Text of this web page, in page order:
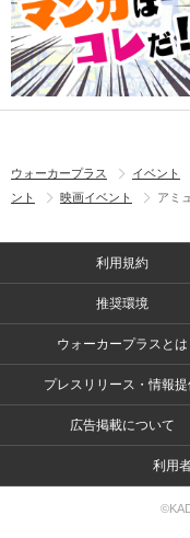
ウォーカープラス イベント
ント
映画イベント アミ
利用規約
推奨環境
ウォーカープラスとは
プレスリリース・情報
広告掲載について
利用